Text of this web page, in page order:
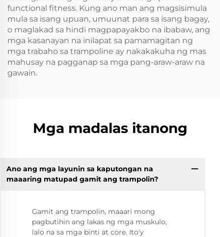
functional fitness. Kung ano man ang magsisimula
mula sa isang upuan, umuunat para sa isang bagay,
o maglakad sa hindi magpapayakbo na ibabaw, ang
mga kasanayan na inilapat sa pamamagitan ng
mga trabaho sa trampoline ay nakakakuha ng mas
mahusay na pagganap sa mga pang-araw-araw na
gawain.
Mga madalas itanong
Ano ang mga layunin sa kaputongan na
maaaring matupad gamit ang trampolin?
Gamit ang trampolin, maaari mong
pagbutihin ang lakas ng mga muskulo,
lalo na sa mga binti at core. Ito'y